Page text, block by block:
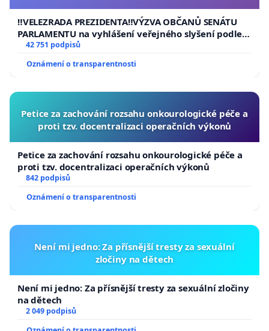
republiky
‼️VELEZRADA PREZIDENTA‼️VÝZVA OBČANŮ SENÁTU
PARLAMENTU na vyhlášení veřejného slyšení podle §
144 jednacího řádu Senátu k návrhu na přijetí
usnesení k podání ústavní žaloby na prezidenta
republiky
42 751 podpisů
Oznámení o transparentnosti
Petice za zachování rozsahu onkourologické péče a
proti tzv. docentralizaci operačních výkonů
Petice za zachování rozsahu onkourologické péče a
proti tzv. docentralizaci operačních výkonů
842 podpisů
Oznámení o transparentnosti
Není mi jedno: Za přísnější tresty za sexuální
zločiny na dětech
Není mi jedno: Za přísnější tresty za sexuální zločiny
na dětech
2 049 podpisů